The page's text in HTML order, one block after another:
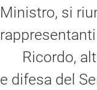
Ministro, si
Ricordo,
e difesa del